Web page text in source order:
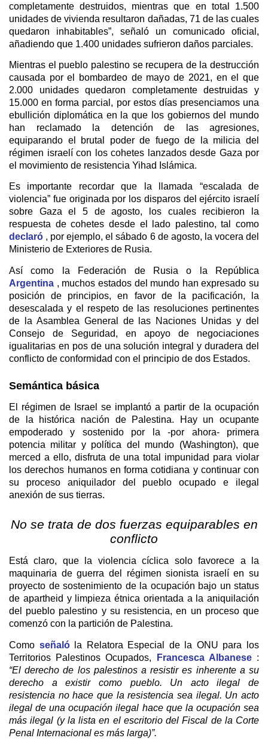
completamente destruidos, mientras que en total 1.500
unidades de vivienda resultaron dañadas, 71 de las cuales
quedaron inhabitables”, señaló un comunicado oficial,
añadiendo que 1.400 unidades sufrieron daños parciales.
Mientras el pueblo palestino se recupera de la destrucción
causada por el bombardeo de mayo de 2021, en el que
2.000 unidades quedaron completamente destruidas y
15.000 en forma parcial, por estos días presenciamos una
ebullición diplomática en la que los gobiernos del mundo
han reclamado la detención de las agresiones,
equiparando el brutal poder de fuego de la milicia del
régimen israelí con los cohetes lanzados desde Gaza por
el movimiento de resistencia Yihad Islámica.
Es importante recordar que la llamada “escalada de
violencia” fue originada por los disparos del ejército israelí
sobre Gaza el 5 de agosto, los cuales recibieron la
respuesta de cohetes desde el lado palestino, tal como
declaró , por ejemplo, el sábado 6 de agosto, la vocera del
Ministerio de Exteriores de Rusia.
Así como la Federación de Rusia o la República
Argentina , muchos estados del mundo han expresado su
posición de principios, en favor de la pacificación, la
desescalada y el respeto de las resoluciones pertinentes
de la Asamblea General de las Naciones Unidas y del
Consejo de Seguridad, en apoyo de negociaciones
igualitarias en pos de una solución integral y duradera del
conflicto de conformidad con el principio de dos Estados.
Semántica básica
El régimen de Israel se implantó a partir de la ocupación
de la histórica nación de Palestina. Hay un ocupante
empoderado y sostenido por la -por ahora- primera
potencia militar y política del mundo (Washington), que
merced a ello, disfruta de una total impunidad para violar
los derechos humanos en forma cotidiana y continuar con
su proceso aniquilador del pueblo ocupado e ilegal
anexión de sus tierras.
No se trata de dos fuerzas equiparables en
conflicto
Está claro, que la violencia cíclica solo favorece a la
maquinaria de guerra del régimen sionista israelí en su
proyecto de sostenimiento de la ocupación bajo un status
de apartheid y limpieza étnica orientada a la aniquilación
del pueblo palestino y su resistencia, en un proceso que
comenzó con la partición de Palestina.
Como señalóla Relatora Especial de la ONU para los
Territorios Palestinos Ocupados,
Francesca Albanese:
“El derecho de los palestinos a resistir es inherente a su
derecho a existir como pueblo. Un acto ilegal de
resistencia no hace que la resistencia sea ilegal. Un acto
ilegal de una ocupación ilegal hace que la ocupación sea
más ilegal (y la lista en el escritorio del Fiscal de la Corte
Penal Internacional es más larga)”.